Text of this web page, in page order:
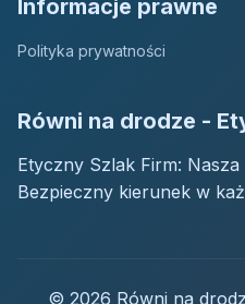
Informacje prawne
Polityka prywatności
Równi na drodze -
Etyczny Szlak Firm:
Bezpieczny kierunek w
© 2026 Równi na